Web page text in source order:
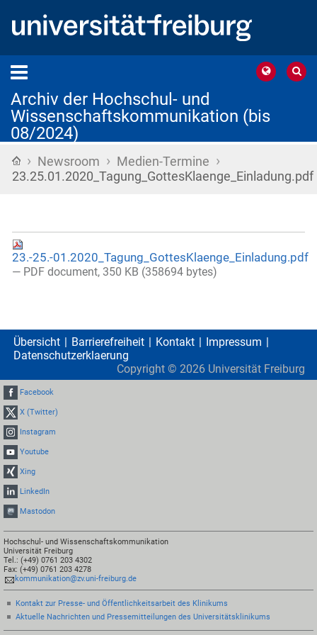
Archiv der Hochschul- und
Wissenschaftskommunikation (bis
08/2024)
Startseite
› Newsroom › Medien-Termine ›
23.25.01.2020_Tagung_GottesKlaenge_Einladung.pdf
23.-25.-01.2020_Tagung_GottesKlaenge_Einladung.pdf
— PDF document, 350 KB (358694 bytes)
Übersicht Barrierefreiheit Kontakt
Impressum
Datenschutzerklaerung
Copyright © 2026 Universität Freiburg
Facebook
X (Twitter)
Instagram
Youtube
Xing
LinkedIn
Mastodon
Hochschul- und Wissenschaftskommunikation
Universität Freiburg
Tel.: (+49) 0761 203 4302
Fax: (+49) 0761 203 4278
kommunikation@zv.uni-freiburg.de
Kontakt zur Presse- und Öffentlichkeitsarbeit des Klinikums
Aktuelle Nachrichten und Pressemitteilungen des Universitätsklinikums